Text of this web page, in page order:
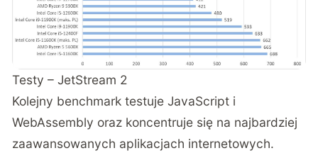
Testy – JetStream 2
Kolejny benchmark testuje JavaScript i
WebAssembly oraz koncentruje się na najbardziej
zaawansowanych aplikacjach internetowych.